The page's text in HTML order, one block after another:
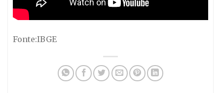
Fonte:IBGE